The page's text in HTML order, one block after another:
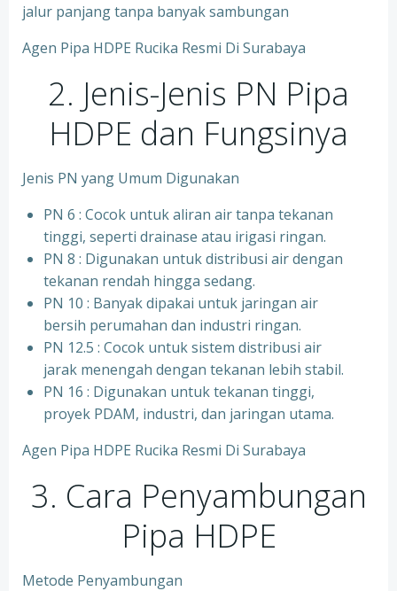
jalur panjang tanpa banyak sambungan
Agen Pipa HDPE Rucika Resmi Di Surabaya
2. Jenis-Jenis PN Pipa
HDPE dan Fungsinya
Jenis PN yang Umum Digunakan
PN 6 : Cocok untuk aliran air tanpa tekanan
tinggi, seperti drainase atau irigasi ringan.
PN 8 : Digunakan untuk distribusi air dengan
tekanan rendah hingga sedang.
PN 10 : Banyak dipakai untuk jaringan air
bersih perumahan dan industri ringan.
⁠PN 12.5 : Cocok untuk sistem distribusi air
jarak menengah dengan tekanan lebih stabil.
⁠PN 16 : Digunakan untuk tekanan tinggi,
proyek PDAM, industri, dan jaringan utama.
Agen Pipa HDPE Rucika Resmi Di Surabaya
3. Cara Penyambungan
Pipa HDPE
Metode Penyambungan